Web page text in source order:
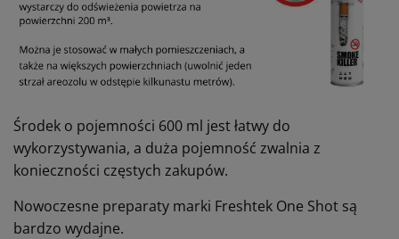
Środek o pojemności 600 ml jest łatwy do
wykorzystywania, a duża pojemność zwalnia z
konieczności częstych zakupów.
Nowoczesne preparaty marki Freshtek One Shot są
bardzo wydajne.